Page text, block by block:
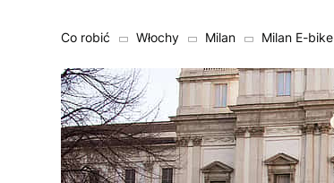
Co robić Włochy Milan Milan E-bike